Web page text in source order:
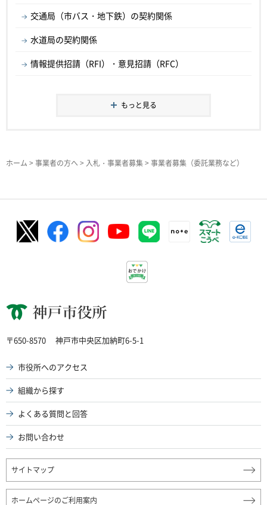
交通局（市バス・地下鉄）の契約関係
水道局の契約関係
情報提供招請（RFI）・意見招請（RFC）
もっと見る
ホーム > 事業者の方へ > 入札・事業者募集> 事業者募集（委託業務など）
神戸市役所
〒650-8570 神戸市中央区加納町6-5-1
市役所へのアクセス
組織から探す
よくある質問と回答
お問い合わせ
サイトマップ
ホームページのご利用案内